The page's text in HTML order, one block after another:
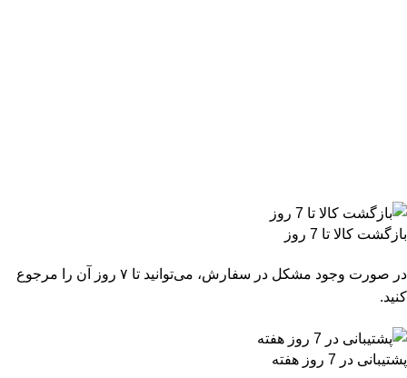
بازگشت کالا تا 7 روز
در صورت وجود مشکل در سفارش، می‌توانید تا ۷ روز آن را مرجوع
کنید.
پشتیبانی در 7 روز هفته